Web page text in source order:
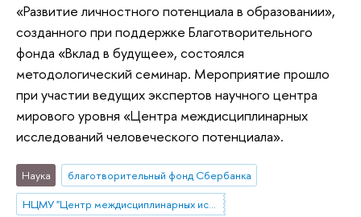
«Развитие личностного потенциала в образовании»,
созданного при поддержке Благотворительного
фонда «Вклад в будущее», состоялся
методологический семинар. Мероприятие прошло
при участии ведущих экспертов научного центра
мирового уровня «Центра междисциплинарных
исследований человеческого потенциала».
Наука
благотворительный фонд Сбербанка
НЦМУ "Центр междисциплинарных исследований человеческого потенциала"